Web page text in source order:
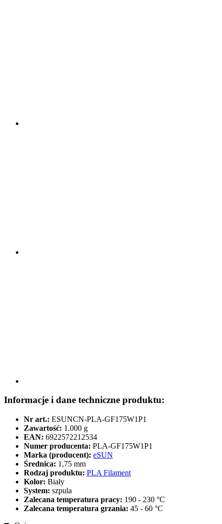
Informacje i dane techniczne produktu:
Nr art.: ESUNCN-PLA-GF175W1P1
Zawartość: 1.000 g
EAN: 6922572212534
Numer producenta: PLA-GF175W1P1
Marka (producent): eSUN
Średnica: 1,75 mm
Rodzaj produktu: PLA Filament
Kolor: Biały
System: szpula
Zalecana temperatura pracy: 190 - 230 °C
Zalecana temperatura grzania: 45 - 60 °C